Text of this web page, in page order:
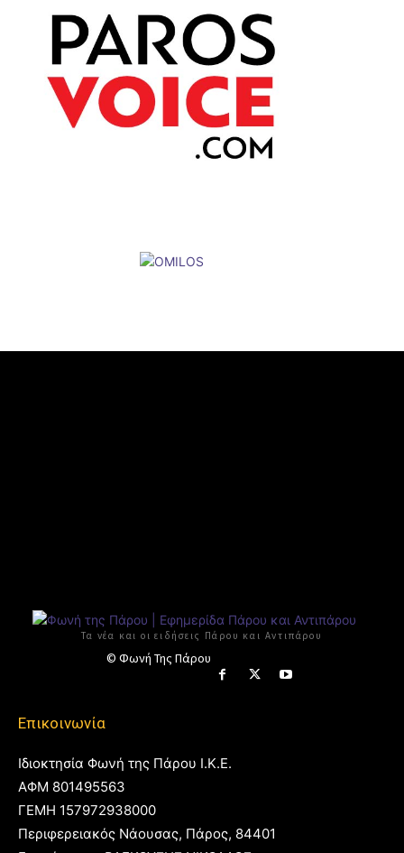
Τα νέα και οι ειδήσεις Πάρου και Αντιπάρου
© Φωνή Της Πάρου
Επικοινωνία
Ιδιοκτησία Φωνή της Πάρου Ι.Κ.Ε.
ΑΦΜ 801495563
ΓΕΜΗ 157972938000
Περιφερειακός Νάουσας, Πάρος, 84401